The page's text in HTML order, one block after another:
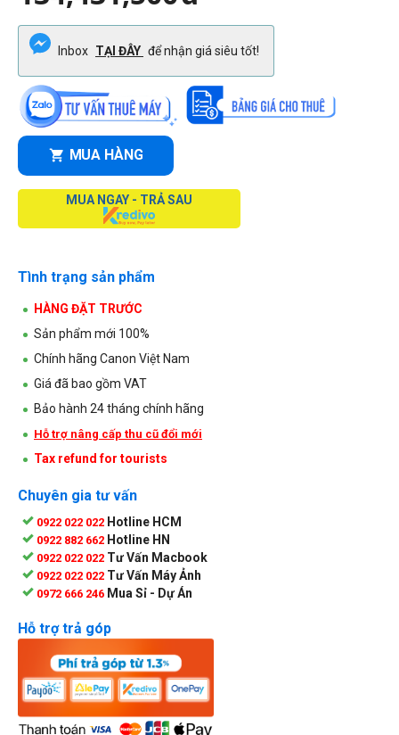
Inbox TẠI ĐÂY để nhận giá siêu tốt!
MUA HÀNG
MUA NGAY - TRẢ SAU
Tình trạng sản phẩm
HÀNG ĐẶT TRƯỚC
Sản phẩm mới 100%
Chính hãng Canon Việt Nam
Giá đã bao gồm VAT
Bảo hành 24 tháng chính hãng
Hỗ trợ nâng cấp thu cũ đổi mới
Tax refund for tourists
Chuyên gia tư vấn
0922 022 022 Hotline HCM
0922 882 662 Hotline HN
0922 022 022 Tư Vấn Macbook
0922 022 022 Tư Vấn Máy Ảnh
0972 666 246 Mua Sỉ - Dự Án
Hỗ trợ trả góp